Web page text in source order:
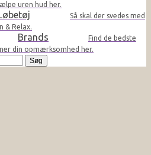
uren hud her.
Så skal der svedes med
& Relax.
Brands
Find de bedste
din opmærksomhed her.